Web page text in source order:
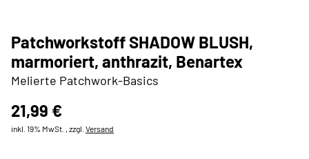
Patchworkstoff SHADOW BLUSH,
marmoriert, anthrazit, Benartex
Melierte Patchwork-Basics
21,99 €
inkl. 19% MwSt. , zzgl. Versand